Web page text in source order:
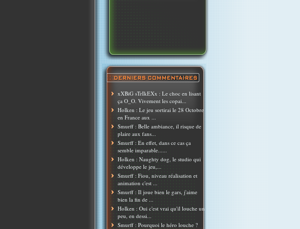
xXBiG sTrIkEXx : Le choc en lisant
ça O_O. Vivement les copai...
Holken : Le jeu sortirai le 28 Octobre
en France aux ...
Smurff : Belle ambiance, il risque de
plaire aux fans...
Smurff : En effet, dans ce cas ça
semble imparable......
Holken : Naughty dog, le studio qui
développe le jeu,...
Smurff : Fiou, niveau réalisation et
animation c'est ...
Smurff : Il joue bien le gars, j'aime
bien la fin de ...
Holken : Oui c'est vrai qu'il louche un
peu, en dessi...
Smurff : Pourquoi le héro louche ?